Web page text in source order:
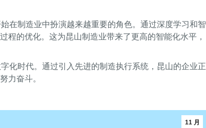
在制造业中扮演越来越重要的角色。通过深度学习和智
的优化。这为昆山制造业带来了更高的智能化水平，
化时代。通过引入先进的制造执行系统，昆山的企业正
力奋斗。
11 月